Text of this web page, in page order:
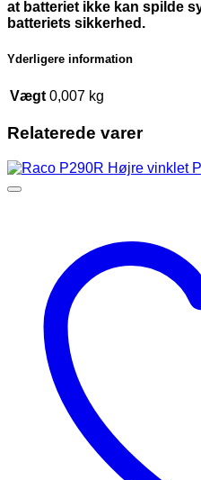
at batteriet ikke kan spilde
batteriets sikkerhed.
Yderligere information
Vægt 0,007 kg
Relaterede varer